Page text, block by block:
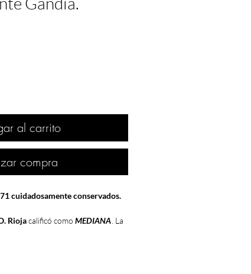
al carrito
compra
cuidadosamente conservados.
Riojacalificó como MEDIANA . La